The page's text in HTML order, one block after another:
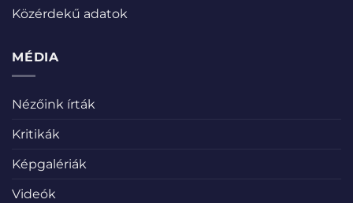
Közérdekű adatok
MÉDIA
Nézőink írták
Kritikák
Képgalériák
Videók